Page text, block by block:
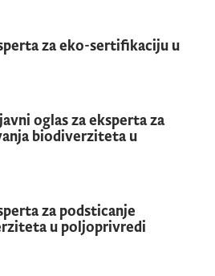
za eko-sertifikaciju u
oglas za eksperta za
biodiverziteta u
za podsticanje
u poljoprivredi